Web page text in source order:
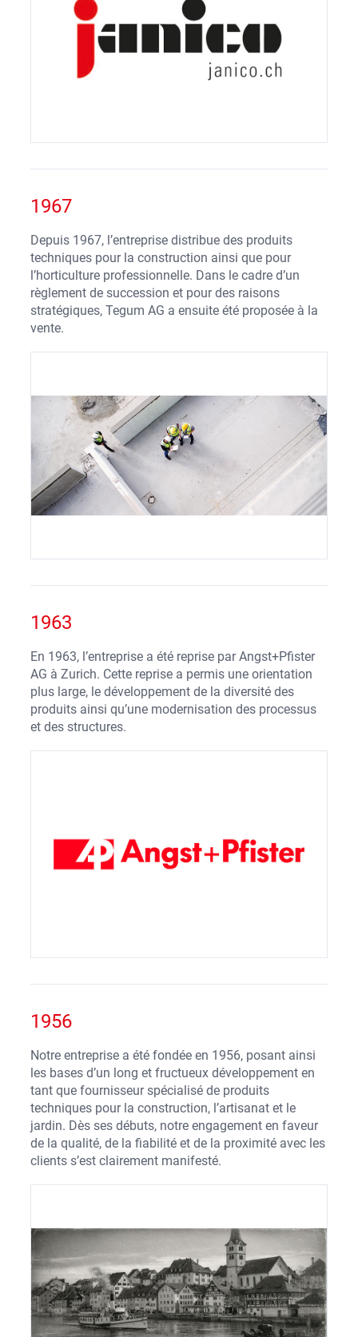
1967
Depuis 1967, l’entreprise distribue des produits
techniques pour la construction ainsi que pour
l’horticulture professionnelle. Dans le cadre d’un
règlement de succession et pour des raisons
stratégiques, Tegum AG a ensuite été proposée à la
vente.
1963
En 1963, l’entreprise a été reprise par Angst+Pfister
AG à Zurich. Cette reprise a permis une orientation
plus large, le développement de la diversité des
produits ainsi qu’une modernisation des processus
et des structures.
1956
Notre entreprise a été fondée en 1956, posant ainsi
les bases d’un long et fructueux développement en
tant que fournisseur spécialisé de produits
techniques pour la construction, l’artisanat et le
jardin. Dès ses débuts, notre engagement en faveur
de la qualité, de la fiabilité et de la proximité avec les
clients s’est clairement manifesté.